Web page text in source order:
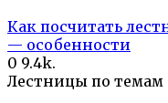
Как посчитать
— особенности
0 9.4k.
Лестницы по темам